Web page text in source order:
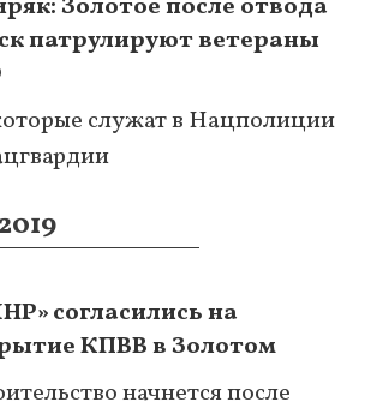
Золотое после отвода
патрулируют ветераны
служат в Нацполиции
согласились на
КПВВ в Золотом
начнется после